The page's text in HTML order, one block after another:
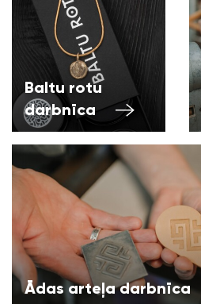
Baltu rotu
darbnīca
Ādas arteļa darbnīca